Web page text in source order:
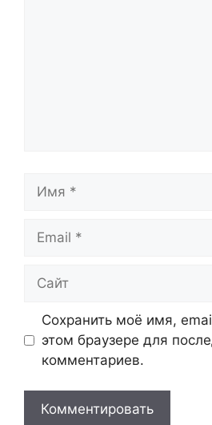
Сохранить моё имя,
этом браузере для
комментариев.